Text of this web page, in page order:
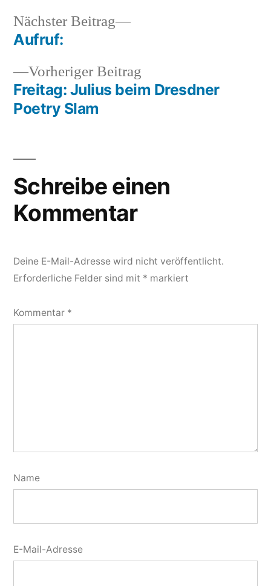
Beitragsnavigation
Vorheriger Beitrag
Beitrag:
Freitag: Julius beim Dresdner
Poetry Slam
Nächster Beitrag
Nächster
Aufruf:
Schreibe einen
Kommentar
Deine E-Mail-Adresse wird nicht veröffentlicht.
Erforderliche Felder sind mit * markiert
Kommentar *
Name
E-Mail-Adresse